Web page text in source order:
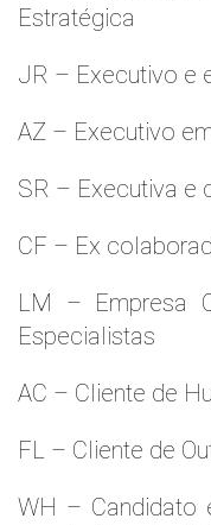
Estratégica
JR – Executivo e
AZ – Executivo
SR – Executiva e
CF – Ex
LM – Empresa
Especialistas
AC – Cliente de
FL – Cliente de
WH – Candidato